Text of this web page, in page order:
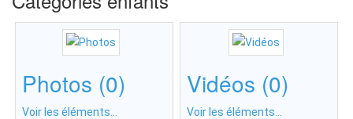
Photos (0)
Voir les éléments...
Vidéos (0)
Voir les éléments...